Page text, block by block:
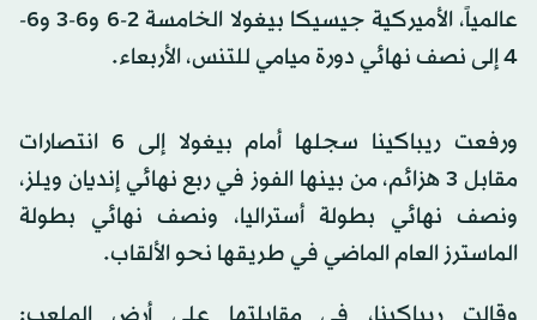
عالمياً، الأميركية جيسيكا بيغولا الخامسة 2-6 و6-3 و6-
4 إلى نصف نهائي دورة ميامي للتنس، الأربعاء.
ورفعت ريباكينا سجلها أمام بيغولا إلى 6 انتصارات
مقابل 3 هزائم، من بينها الفوز في ربع نهائي إنديان ويلز،
ونصف نهائي بطولة أستراليا، ونصف نهائي بطولة
الماسترز العام الماضي في طريقها نحو الألقاب.